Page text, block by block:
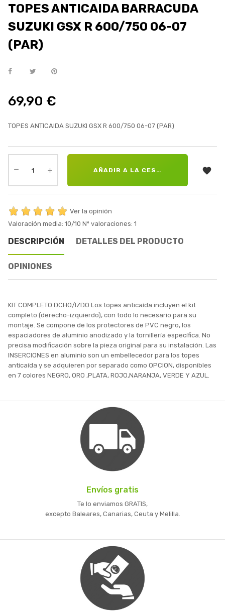
TOPES ANTICAIDA BARRACUDA
SUZUKI GSX R 600/750 06-07
(PAR)
69,90 €
TOPES ANTICAIDA SUZUKI GSX R 600/750 06-07 (PAR)
AÑADIR A LA CESTA 
Ver la opinión
Valoración media: 10/10 Nº valoraciones: 1
DESCRIPCIÓN DETALLES DEL PRODUCTO
OPINIONES
KIT COMPLETO DCHO/IZDO Los topes anticaída incluyen el kit
completo (derecho-izquierdo), con todo lo necesario para su
montaje. Se compone de los protectores de PVC negro, los
espaciadores de aluminio anodizado y la tornillería específica. No
precisa modificación sobre la pieza original para su instalación. Las
INSERCIONES en aluminio son un embellecedor para los topes
anticaída y se adquieren por separado como OPCION, disponibles
en 7 colores NEGRO, ORO ,PLATA, ROJO,NARANJA, VERDE Y AZUL.
Envíos gratis
Te lo enviamos GRATIS,
excepto Baleares, Canarias, Ceuta y Melilla.